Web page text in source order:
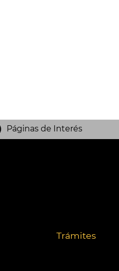
Páginas de Interés
Trámites